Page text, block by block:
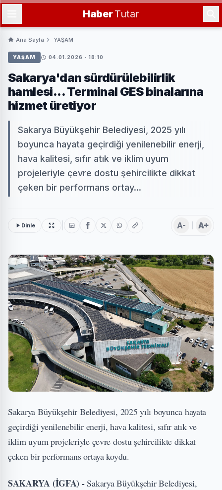
HaberTutar
Ana Sayfa YAŞAM
YAŞAM 04.01.2026 - 18:10
Sakarya'dan sürdürülebilirlik
hamlesi... Terminal GES binalarına
hizmet üretiyor
Sakarya Büyükşehir Belediyesi, 2025 yılı
boyunca hayata geçirdiği yenilenebilir enerji,
hava kalitesi, sıfır atık ve iklim uyum
projeleriyle çevre dostu şehircilikte dikkat
çeken bir performans ortay...
Dinle A- A+
Sakarya Büyükşehir Belediyesi, 2025 yılı boyunca hayata
geçirdiği yenilenebilir enerji, hava kalitesi, sıfır atık ve
iklim uyum projeleriyle çevre dostu şehircilikte dikkat
çeken bir performans ortaya koydu.
SAKARYA (İGFA) -Sakarya Büyükşehir Belediyesi,